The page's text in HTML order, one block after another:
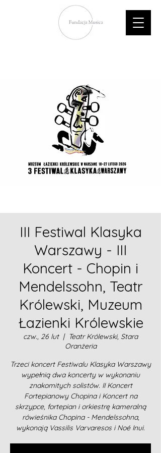
III Festiwal Klasyka
Warszawy - III
Koncert - Chopin i
Mendelssohn, Teatr
Królewski, Muzeum
Łazienki Królewskie
czw., 26 lut
  |
Teatr Królewski, Stara
Oranżeria
Trzeci koncert Festiwalu Klasyka Warszawy
wypełnią dwa koncerty w wykonaniu
znakomitych solistów. II Koncert
Fortepianowy Chopina i Koncert na
skrzypce, fortepian i orkiestrę kameralną
rówieśnika Chopina - Mendelssohna,
wykonają Vassilis Varvaresos i Noé Inui.